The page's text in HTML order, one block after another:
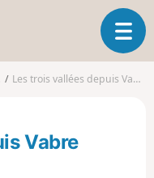
O
u
v
Les trois vallées depuis Vabre
Vabre